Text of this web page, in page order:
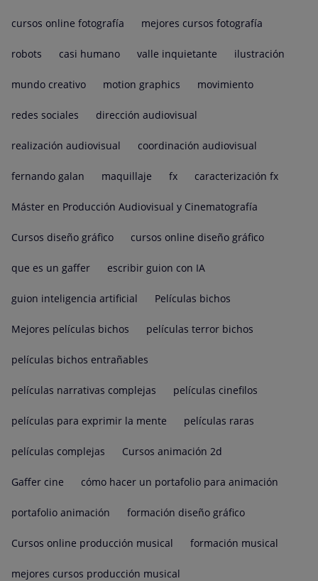
cursos online fotografía mejores cursos fotografía
robots casi humano valle inquietante ilustración
mundo creativo motion graphics movimiento
redes sociales dirección audiovisual
realización audiovisual coordinación audiovisual
fernando galan maquillaje fx caracterización fx
Máster en Producción Audiovisual y Cinematografía
Cursos diseño gráfico cursos online diseño gráfico
que es un gaffer escribir guion con IA
guion inteligencia artificial Películas bichos
Mejores películas bichos películas terror bichos
películas bichos entrañables
películas narrativas complejas películas cinefilos
películas para exprimir la mente películas raras
películas complejas Cursos animación 2d
Gaffer cine cómo hacer un portafolio para animación
portafolio animación formación diseño gráfico
Cursos online producción musical formación musical
mejores cursos producción musical